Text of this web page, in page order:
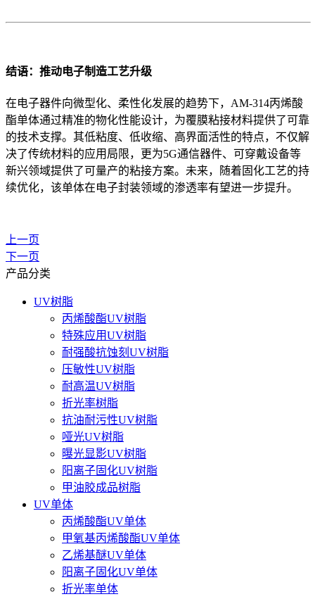
结语：推动电子制造工艺升级
在电子器件向微型化、柔性化发展的趋势下，AM-314丙烯酸
酯单体通过精准的物化性能设计，为覆膜粘接材料提供了可靠
的技术支撑。其低粘度、低收缩、高界面活性的特点，不仅解
决了传统材料的应用局限，更为5G通信器件、可穿戴设备等
新兴领域提供了可量产的粘接方案。未来，随着固化工艺的持
续优化，该单体在电子封装领域的渗透率有望进一步提升。
上一页
下一页
产品分类
UV树脂
丙烯酸酯UV树脂
特殊应用UV树脂
耐强酸抗蚀刻UV树脂
压敏性UV树脂
耐高温UV树脂
折光率树脂
抗油耐污性UV树脂
哑光UV树脂
曝光显影UV树脂
阳离子固化UV树脂
甲油胶成品树脂
UV单体
丙烯酸酯UV单体
甲氧基丙烯酸酯UV单体
乙烯基醚UV单体
阳离子固化UV单体
折光率单体